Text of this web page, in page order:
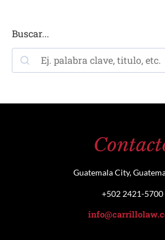
Buscar...
Guatemala City,
+502 2421-5700